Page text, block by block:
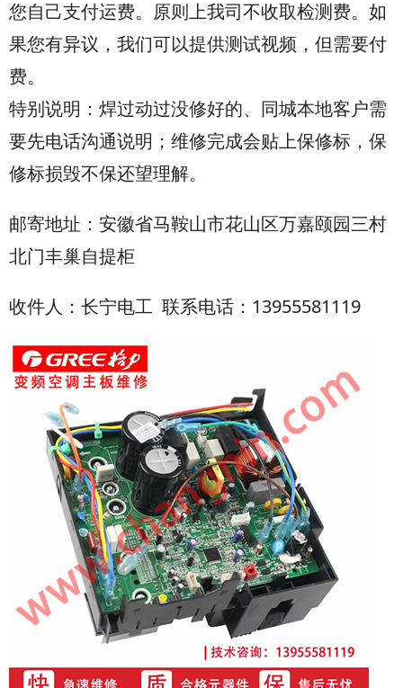
您自己支付运费。原则上我司不收取检测费。如
果您有异议，我们可以提供测试视频，但需要付
费。
特别说明：焊过动过没修好的、 同城本地客户需
要先电话沟通说明；维修完成会贴上保修标，保
修标损毁不保还望理解。
邮寄地址：安徽省马鞍山市花山区万嘉颐园三村
北门丰巢自提柜
收件人：长宁电工 联系电话：13955581119